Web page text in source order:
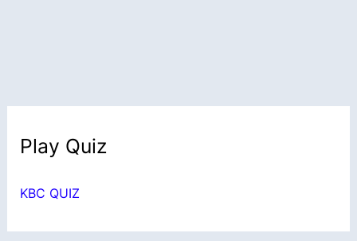
Play Quiz
KBC QUIZ